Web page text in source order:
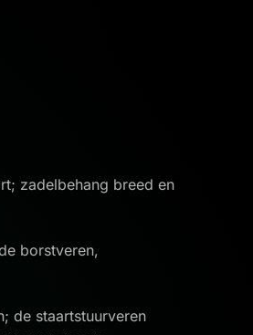
zadelbehang breed en
borstveren,
de staartstuurveren